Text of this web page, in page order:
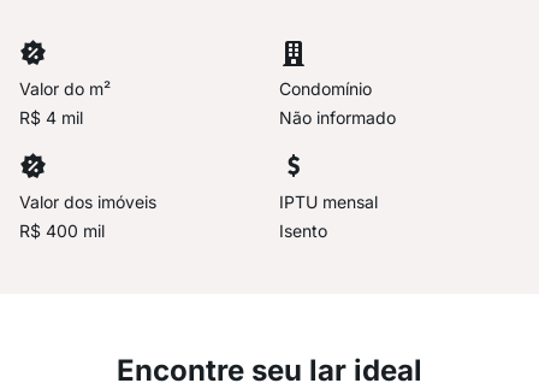
Valor do m²
R$ 4 mil
Condomínio
Não informado
Valor dos imóveis
R$ 400 mil
IPTU mensal
Isento
Encontre seu lar ideal